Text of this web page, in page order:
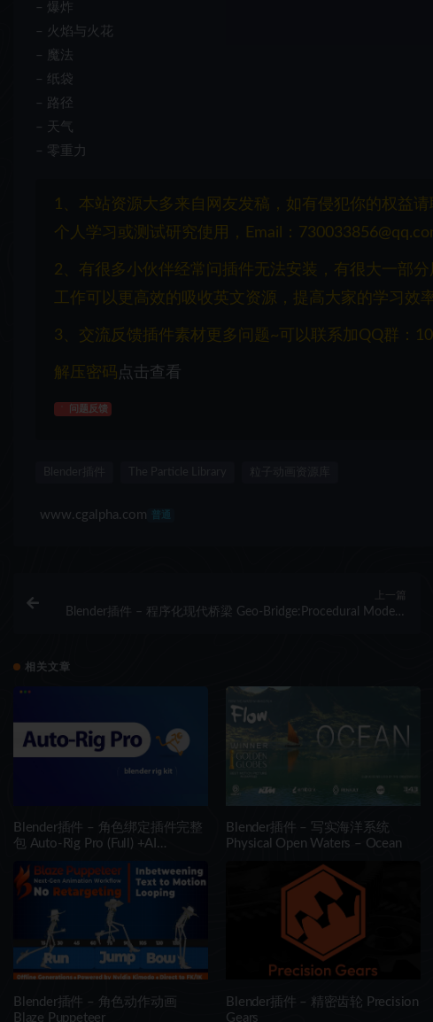
– 爆炸
– 火焰与火花
– 魔法
– 纸袋
– 路径
– 天气
– 零重力
1、本站资源大多来自网友发稿，如有侵犯你的权益
个人学习或测试研究使用，Email：
2、有很多小伙伴经常问插件无法安装，有很大一部
工作可以更高效的吸收英文资源，提高大家的学习效
3、交流反馈插件素材更多问题~可以联系加QQ群：
解压密码 点击查看
问题反馈
www.cgalpha.com
上一篇
Blender插件 – 程序化现代桥梁 Geo-Bridge:Procedural Modern
相关文章
Blender插件 – 角色绑定插件完整
包 Auto-Rig Pro (Full) +AI
Blender插件 – 写实海洋系统
Physical Open Waters – Ocean
Blender插件 – 角色动作动画
Blaze Puppeteer
Blender插件 – 精密齿轮 Precision
Gears